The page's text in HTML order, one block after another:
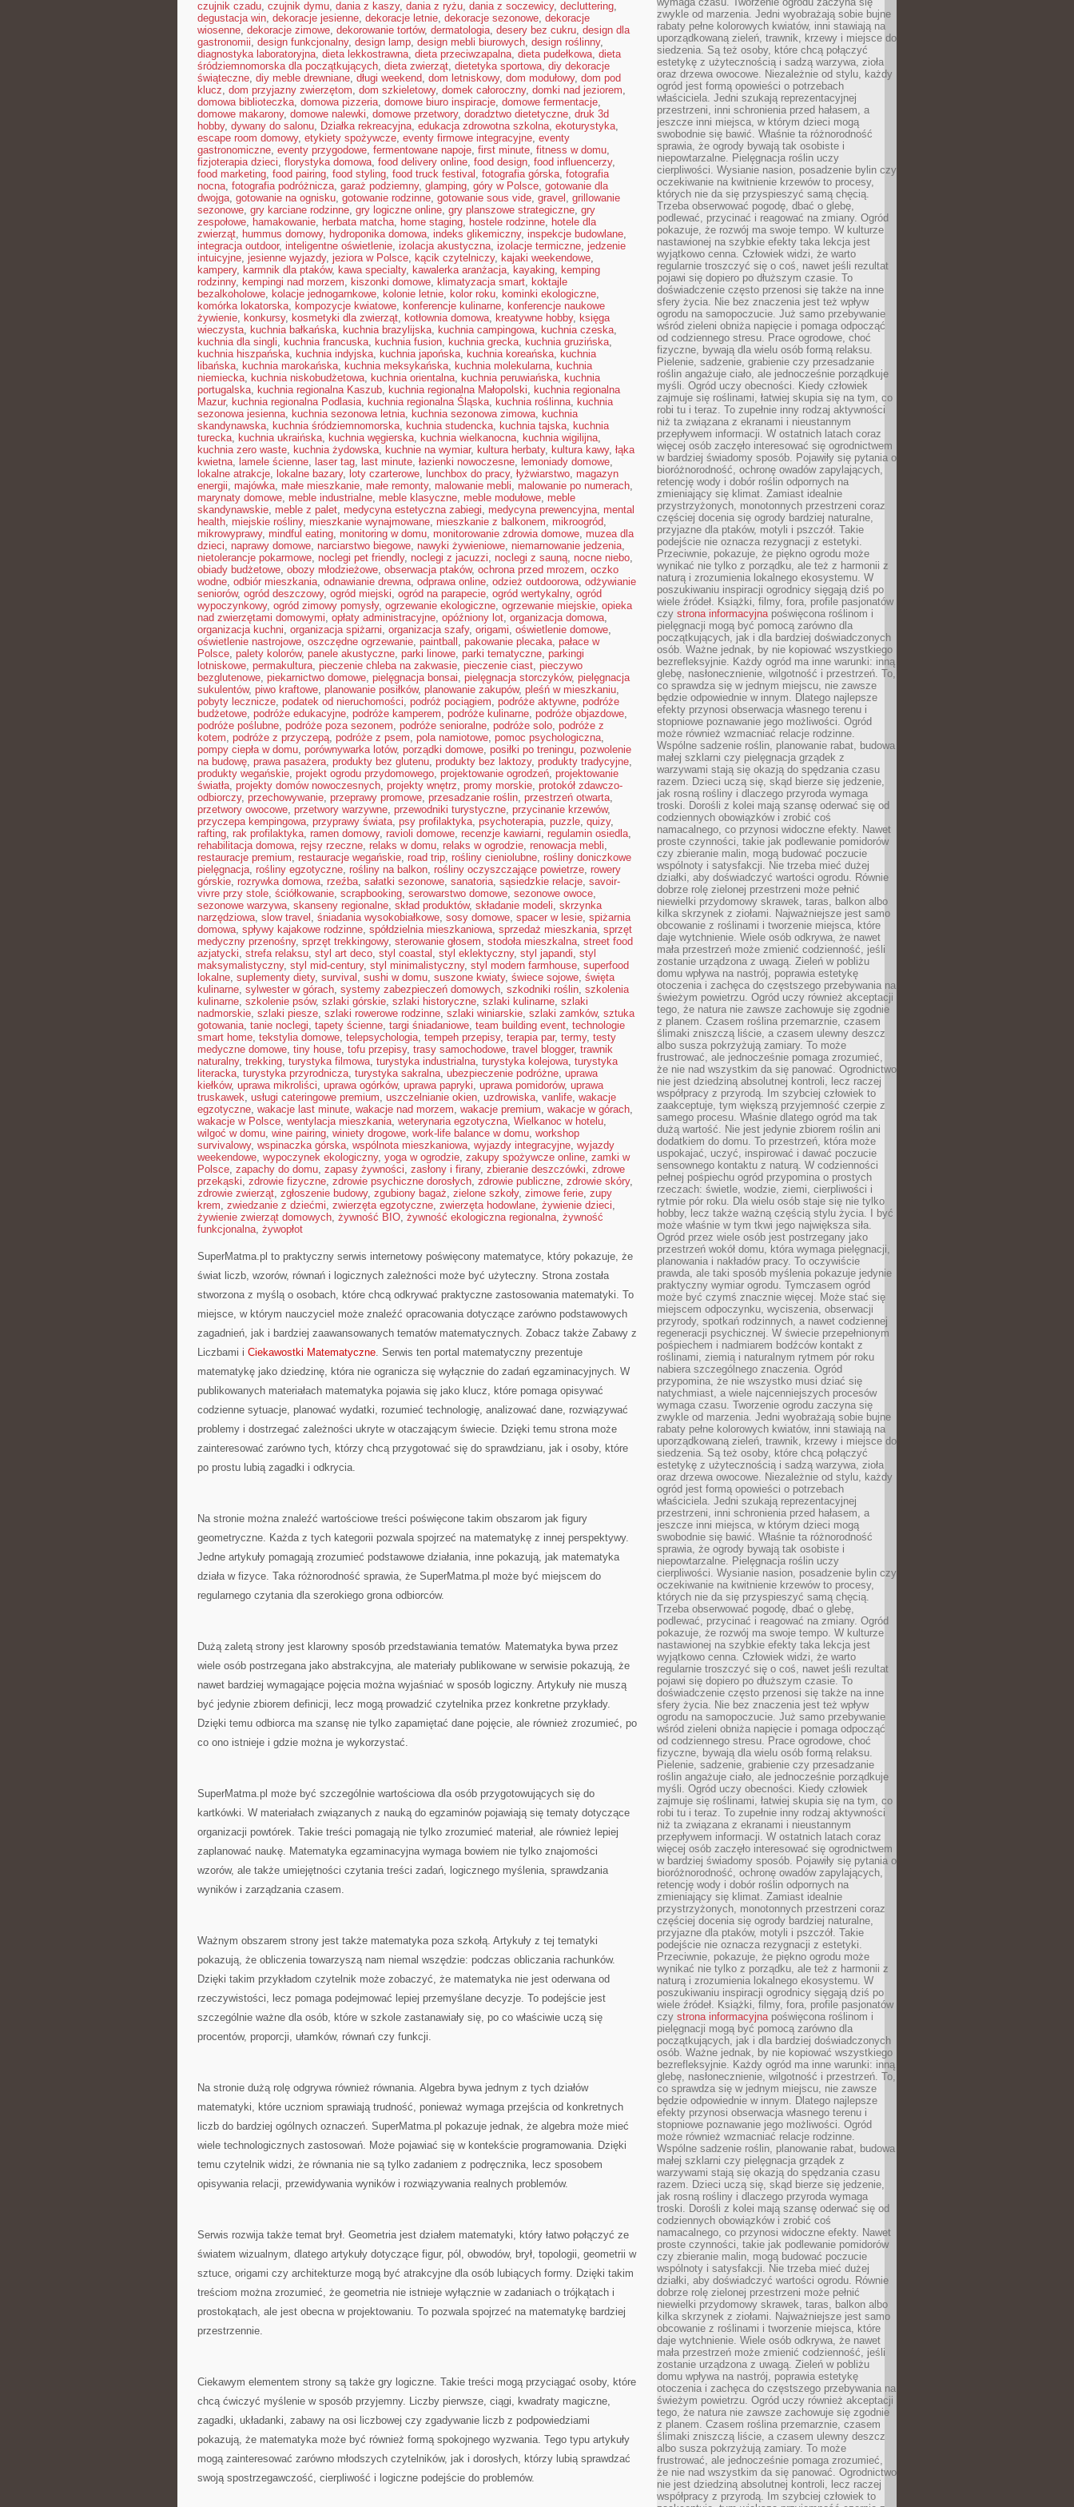
czujnik czadu, czujnik dymu, dania z kaszy, dania z ryżu, dania z soczewicy, decluttering,
degustacja win, dekoracje jesienne, dekoracje letnie, dekoracje sezonowe, dekoracje
wiosenne, dekoracje zimowe, dekorowanie tortów, dermatologia, desery bez cukru, design dla
gastronomii, design funkcjonalny, design lamp, design mebli biurowych, design roślinny,
diagnostyka laboratoryjna, dieta lekkostrawna, dieta przeciwzapalna, dieta pudełkowa, dieta
śródziemnomorska dla początkujących, dieta zwierząt, dietetyka sportowa, diy dekoracje
świąteczne, diy meble drewniane, długi weekend, dom letniskowy, dom modułowy, dom pod
klucz, dom przyjazny zwierzętom, dom szkieletowy, domek całoroczny, domki nad jeziorem,
domowa biblioteczka, domowa pizzeria, domowe biuro inspiracje, domowe fermentacje,
domowe makarony, domowe nalewki, domowe przetwory, doradztwo dietetyczne, druk 3d
hobby, dywany do salonu, Działka rekreacyjna, edukacja zdrowotna szkolna, ekoturystyka,
escape room domowy, etykiety spożywcze, eventy firmowe integracyjne, eventy
gastronomiczne, eventy przygodowe, fermentowane napoje, first minute, fitness w domu,
fizjoterapia dzieci, florystyka domowa, food delivery online, food design, food influencerzy,
food marketing, food pairing, food styling, food truck festival , fotografia górska, fotografia
nocna, fotografia podróżnicza, garaż podziemny, glamping, góry w Polsce, gotowanie dla
dwojga, gotowanie na ognisku, gotowanie rodzinne, gotowanie sous vide, gravel , grillowanie
sezonowe, gry karciane rodzinne, gry logiczne online, gry planszowe strategiczne, gry
zespołowe, hamakowanie, herbata matcha, home staging, hostele rodzinne, hotele dla
zwierząt, hummus domowy, hydroponika domowa, indeks glikemiczny, inspekcje budowlane,
integracja outdoor, inteligentne oświetlenie, izolacja akustyczna, izolacje termiczne, jedzenie
intuicyjne, jesienne wyjazdy, jeziora w Polsce, kącik czytelniczy, kajaki weekendowe,
kampery, karmnik dla ptaków, kawa specialty, kawalerka aranżacja, kayaking, kemping
rodzinny, kempingi nad morzem, kiszonki domowe, klimatyzacja smart, koktajle
bezalkoholowe, kolacje jednogarnkowe, kolonie letnie, kolor roku, kominki ekologiczne,
komórka lokatorska, kompozycje kwiatowe, konferencje kulinarne, konferencje naukowe
żywienie, konkursy, kosmetyki dla zwierząt, kotłownia domowa, kreatywne hobby, księga
wieczysta, kuchnia bałkańska, kuchnia brazylijska, kuchnia campingowa, kuchnia czeska,
kuchnia dla singli, kuchnia francuska, kuchnia fusion, kuchnia grecka, kuchnia gruzińska,
kuchnia hiszpańska, kuchnia indyjska, kuchnia japońska, kuchnia koreańska, kuchnia
libańska, kuchnia marokańska, kuchnia meksykańska, kuchnia molekularna, kuchnia
niemiecka, kuchnia niskobudżetowa, kuchnia orientalna, kuchnia peruwiańska, kuchnia
portugalska, kuchnia regionalna Kaszub, kuchnia regionalna Małopolski, kuchnia regionalna
Mazur, kuchnia regionalna Podlasia, kuchnia regionalna Śląska, kuchnia roślinna, kuchnia
sezonowa jesienna, kuchnia sezonowa letnia, kuchnia sezonowa zimowa, kuchnia
skandynawska, kuchnia śródziemnomorska, kuchnia studencka, kuchnia tajska, kuchnia
turecka, kuchnia ukraińska, kuchnia węgierska, kuchnia wielkanocna, kuchnia wigilijna,
kuchnia zero waste, kuchnia żydowska, kuchnie na wymiar, kultura herbaty, kultura kawy, łąka
kwietna, lamele ścienne, laser tag, last minute, łazienki nowoczesne, lemoniady domowe,
lokalne atrakcje, lokalne bazary, loty czarterowe, lunchbox do pracy, łyżwiarstwo, magazyn
energii, majówka, małe mieszkanie, małe remonty, malowanie mebli, malowanie po numerach,
marynaty domowe, meble industrialne, meble klasyczne, meble modułowe, meble
skandynawskie, meble z palet, medycyna estetyczna zabiegi, medycyna prewencyjna, mental
health, miejskie rośliny, mieszkanie wynajmowane, mieszkanie z balkonem, mikroogród,
mikrowyprawy, mindful eating, monitoring w domu, monitorowanie zdrowia domowe, muzea dla
dzieci, naprawy domowe, narciarstwo biegowe, nawyki żywieniowe, niemarnowanie jedzenia,
nietolerancje pokarmowe, noclegi pet friendly, noclegi z jacuzzi, noclegi z sauną, nocne niebo,
obiady budżetowe, obozy młodzieżowe, obserwacja ptaków, ochrona przed mrozem, oczko
wodne, odbiór mieszkania, odnawianie drewna, odprawa online, odzież outdoorowa, odżywianie
seniorów, ogród deszczowy, ogród miejski, ogród na parapecie, ogród wertykalny, ogród
wypoczynkowy, ogród zimowy pomysły, ogrzewanie ekologiczne, ogrzewanie miejskie, opieka
nad zwierzętami domowymi, opłaty administracyjne, opóźniony lot, organizacja domowa,
organizacja kuchni, organizacja spiżarni, organizacja szafy, origami, oświetlenie domowe,
oświetlenie nastrojowe, oszczędne ogrzewanie, paintball , pakowanie plecaka, pałace w
Polsce, palety kolorów, panele akustyczne, parki linowe, parki tematyczne, parkingi
lotniskowe, permakultura, pieczenie chleba na zakwasie, pieczenie ciast, pieczywo
bezglutenowe, piekarnictwo domowe, pielęgnacja bonsai, pielęgnacja storczyków, pielęgnacja
sukulentów, piwo kraftowe, planowanie posiłków, planowanie zakupów, pleśń w mieszkaniu,
pobyty lecznicze, podatek od nieruchomości, podróż pociągiem, podróże aktywne, podróże
budżetowe, podróże edukacyjne, podróże kamperem, podróże kulinarne, podróże objazdowe,
podróże poślubne, podróże poza sezonem, podróże senioralne, podróże solo, podróże z
kotem, podróże z przyczepą, podróże z psem, pola namiotowe, pomoc psychologiczna,
pompy ciepła w domu, porównywarka lotów, porządki domowe, posiłki po treningu, pozwolenie
na budowę, prawa pasażera, produkty bez glutenu, produkty bez laktozy, produkty tradycyjne,
produkty wegańskie, projekt ogrodu przydomowego, projektowanie ogrodzeń, projektowanie
światła, projekty domów nowoczesnych, projekty wnętrz, promy morskie, protokół zdawczo-
odbiorczy, przechowywanie, przeprawy promowe, przesadzanie roślin, przestrzeń otwarta,
przetwory owocowe, przetwory warzywne, przewodniki turystyczne, przycinanie krzewów,
przyczepa kempingowa, przyprawy świata, psy profilaktyka, psychoterapia, puzzle, quizy,
rafting, rak profilaktyka, ramen domowy, ravioli domowe, recenzje kawiarni, regulamin osiedla,
rehabilitacja domowa, rejsy rzeczne, relaks w domu, relaks w ogrodzie, renowacja mebli,
restauracje premium, restauracje wegańskie, road trip, rośliny cieniolubne, rośliny doniczkowe
pielęgnacja, rośliny egzotyczne, rośliny na balkon, rośliny oczyszczające powietrze, rowery
górskie, rozrywka domowa, rzeźba, sałatki sezonowe, sanatoria, sąsiedzkie relacje, savoir-
vivre przy stole, ściółkowanie, scrapbooking, serowarstwo domowe, sezonowe owoce,
sezonowe warzywa, skanseny regionalne, skład produktów, składanie modeli, skrzynka
narzędziowa, slow travel , śniadania wysokobiałkowe, sosy domowe, spacer w lesie, spiżarnia
domowa, spływy kajakowe rodzinne, spółdzielnia mieszkaniowa, sprzedaż mieszkania, sprzęt
medyczny przenośny, sprzęt trekkingowy, sterowanie głosem, stodoła mieszkalna, street food
azjatycki, strefa relaksu, styl art deco, styl coastal , styl eklektyczny, styl japandi, styl
maksymalistyczny, styl mid-century, styl minimalistyczny, styl modern farmhouse, superfood
lokalne, suplementy diety, survival , sushi w domu, suszone kwiaty, świece sojowe, święta
kulinarne, sylwester w górach, systemy zabezpieczeń domowych, szkodniki roślin, szkolenia
kulinarne, szkolenie psów, szlaki górskie, szlaki historyczne, szlaki kulinarne, szlaki
nadmorskie, szlaki piesze, szlaki rowerowe rodzinne, szlaki winiarskie, szlaki zamków, sztuka
gotowania, tanie noclegi, tapety ścienne, targi śniadaniowe, team building event, technologie
smart home, tekstylia domowe, telepsychologia, tempeh przepisy, terapia par, termy, testy
medyczne domowe, tiny house, tofu przepisy, trasy samochodowe, travel blogger, trawnik
naturalny, trekking, turystyka filmowa, turystyka industrialna, turystyka kolejowa, turystyka
literacka, turystyka przyrodnicza, turystyka sakralna, ubezpieczenie podróżne, uprawa
kiełków, uprawa mikroliści, uprawa ogórków, uprawa papryki, uprawa pomidorów, uprawa
truskawek, usługi cateringowe premium, uszczelnianie okien, uzdrowiska, vanlife, wakacje
egzotyczne, wakacje last minute, wakacje nad morzem, wakacje premium, wakacje w górach,
wakacje w Polsce, wentylacja mieszkania, weterynaria egzotyczna, Wielkanoc w hotelu,
wilgoć w domu, wine pairing, winiety drogowe, work-life balance w domu, workshop
survivalowy, wspinaczka górska, wspólnota mieszkaniowa, wyjazdy integracyjne, wyjazdy
weekendowe, wypoczynek ekologiczny, yoga w ogrodzie, zakupy spożywcze online, zamki w
Polsce, zapachy do domu, zapasy żywności, zasłony i firany, zbieranie deszczówki, zdrowe
przekąski, zdrowie fizyczne, zdrowie psychiczne dorosłych, zdrowie publiczne, zdrowie skóry,
zdrowie zwierząt, zgłoszenie budowy, zgubiony bagaż, zielone szkoły, zimowe ferie, zupy
krem, zwiedzanie z dziećmi, zwierzęta egzotyczne, zwierzęta hodowlane, żywienie dzieci,
żywienie zwierząt domowych, żywność BIO, żywność ekologiczna regionalna, żywność
funkcjonalna, żywopłot
SuperMatma.pl to praktyczny serwis internetowy poświęcony matematyce, który pokazuje, że
świat liczb, wzorów, równań i logicznych zależności może być użyteczny. Strona została
stworzona z myślą o osobach, które chcą odkrywać praktyczne zastosowania matematyki. To
miejsce, w którym nauczyciel może znaleźć opracowania dotyczące zarówno podstawowych
zagadnień, jak i bardziej zaawansowanych tematów matematycznych. Zobacz także Zabawy z
Liczbami i Ciekawostki Matematyczne. Serwis ten portal matematyczny prezentuje
matematykę jako dziedzinę, która nie ogranicza się wyłącznie do zadań egzaminacyjnych. W
publikowanych materiałach matematyka pojawia się jako klucz, które pomaga opisywać
codzienne sytuacje, planować wydatki, rozumieć technologię, analizować dane, rozwiązywać
problemy i dostrzegać zależności ukryte w otaczającym świecie. Dzięki temu strona może
zainteresować zarówno tych, którzy chcą przygotować się do sprawdzianu, jak i osoby, które
po prostu lubią zagadki i odkrycia.
Na stronie można znaleźć wartościowe treści poświęcone takim obszarom jak figury
geometryczne. Każda z tych kategorii pozwala spojrzeć na matematykę z innej perspektywy.
Jedne artykuły pomagają zrozumieć podstawowe działania, inne pokazują, jak matematyka
działa w fizyce. Taka różnorodność sprawia, że SuperMatma.pl może być miejscem do
regularnego czytania dla szerokiego grona odbiorców.
Dużą zaletą strony jest klarowny sposób przedstawiania tematów. Matematyka bywa przez
wiele osób postrzegana jako abstrakcyjna, ale materiały publikowane w serwisie pokazują, że
nawet bardziej wymagające pojęcia można wyjaśniać w sposób logiczny. Artykuły nie muszą
być jedynie zbiorem definicji, lecz mogą prowadzić czytelnika przez konkretne przykłady.
Dzięki temu odbiorca ma szansę nie tylko zapamiętać dane pojęcie, ale również zrozumieć, po
co ono istnieje i gdzie można je wykorzystać.
SuperMatma.pl może być szczególnie wartościowa dla osób przygotowujących się do
kartkówki. W materiałach związanych z nauką do egzaminów pojawiają się tematy dotyczące
organizacji powtórek. Takie treści pomagają nie tylko zrozumieć materiał, ale również lepiej
zaplanować naukę. Matematyka egzaminacyjna wymaga bowiem nie tylko znajomości
wzorów, ale także umiejętności czytania treści zadań, logicznego myślenia, sprawdzania
wyników i zarządzania czasem.
Ważnym obszarem strony jest także matematyka poza szkołą. Artykuły z tej tematyki
pokazują, że obliczenia towarzyszą nam niemal wszędzie: podczas obliczania rachunków.
Dzięki takim przykładom czytelnik może zobaczyć, że matematyka nie jest oderwana od
rzeczywistości, lecz pomaga podejmować lepiej przemyślane decyzje. To podejście jest
szczególnie ważne dla osób, które w szkole zastanawiały się, po co właściwie uczą się
procentów, proporcji, ułamków, równań czy funkcji.
Na stronie dużą rolę odgrywa również równania. Algebra bywa jednym z tych działów
matematyki, które uczniom sprawiają trudność, ponieważ wymaga przejścia od konkretnych
liczb do bardziej ogólnych oznaczeń. SuperMatma.pl pokazuje jednak, że algebra może mieć
wiele technologicznych zastosowań. Może pojawiać się w kontekście programowania. Dzięki
temu czytelnik widzi, że równania nie są tylko zadaniem z podręcznika, lecz sposobem
opisywania relacji, przewidywania wyników i rozwiązywania realnych problemów.
Serwis rozwija także temat brył. Geometria jest działem matematyki, który łatwo połączyć ze
światem wizualnym, dlatego artykuły dotyczące figur, pól, obwodów, brył, topologii, geometrii w
sztuce, origami czy architekturze mogą być atrakcyjne dla osób lubiących formy. Dzięki takim
treściom można zrozumieć, że geometria nie istnieje wyłącznie w zadaniach o trójkątach i
prostokątach, ale jest obecna w projektowaniu. To pozwala spojrzeć na matematykę bardziej
przestrzennie.
Ciekawym elementem strony są także gry logiczne. Takie treści mogą przyciągać osoby, które
chcą ćwiczyć myślenie w sposób przyjemny. Liczby pierwsze, ciągi, kwadraty magiczne,
zagadki, układanki, zabawy na osi liczbowej czy zgadywanie liczb z podpowiedziami
pokazują, że matematyka może być również formą spokojnego wyzwania. Tego typu artykuły
mogą zainteresować zarówno młodszych czytelników, jak i dorosłych, którzy lubią sprawdzać
swoją spostrzegawczość, cierpliwość i logiczne podejście do problemów.
zwykle od marzenia. Jedni wyobrażają sobie bujne
rabaty pełne kolorowych kwiatów, inni stawiają na
uporządkowaną zieleń, trawnik, krzewy i miejsce do
siedzenia. Są też osoby, które chcą połączyć
estetykę z użytecznością i sadzą warzywa, zioła
oraz drzewa owocowe. Niezależnie od stylu, każdy
ogród jest formą opowieści o potrzebach
właściciela. Jedni szukają reprezentacyjnej
przestrzeni, inni schronienia przed hałasem, a
jeszcze inni miejsca, w którym dzieci mogą
swobodnie się bawić. Właśnie ta różnorodność
sprawia, że ogrody bywają tak osobiste i
niepowtarzalne. Pielęgnacja roślin uczy
cierpliwości. Wysianie nasion, posadzenie bylin czy
oczekiwanie na kwitnienie krzewów to procesy,
których nie da się przyspieszyć samą chęcią.
Trzeba obserwować pogodę, dbać o glebę,
podlewać, przycinać i reagować na zmiany. Ogród
pokazuje, że rozwój ma swoje tempo. W kulturze
nastawionej na szybkie efekty taka lekcja jest
wyjątkowo cenna. Człowiek widzi, że warto
regularnie troszczyć się o coś, nawet jeśli rezultat
pojawi się dopiero po dłuższym czasie. To
doświadczenie często przenosi się także na inne
sfery życia. Nie bez znaczenia jest też wpływ
ogrodu na samopoczucie. Już samo przebywanie
wśród zieleni obniża napięcie i pomaga odpocząć
od codziennego stresu. Prace ogrodowe, choć
fizyczne, bywają dla wielu osób formą relaksu.
Pielenie, sadzenie, grabienie czy przesadzanie
roślin angażuje ciało, ale jednocześnie porządkuje
myśli. Ogród uczy obecności. Kiedy człowiek
zajmuje się roślinami, łatwiej skupia się na tym, co
robi tu i teraz. To zupełnie inny rodzaj aktywności
niż ta związana z ekranami i nieustannym
przepływem informacji. W ostatnich latach coraz
więcej osób zaczęło interesować się ogrodnictwem
w bardziej świadomy sposób. Pojawiły się pytania o
bioróżnorodność, ochronę owadów zapylających,
retencję wody i dobór roślin odpornych na
zmieniający się klimat. Zamiast idealnie
przystrzyżonych, monotonnych przestrzeni coraz
częściej docenia się ogrody bardziej naturalne,
przyjazne dla ptaków, motyli i pszczół. Takie
podejście nie oznacza rezygnacji z estetyki.
Przeciwnie, pokazuje, że piękno ogrodu może
wynikać nie tylko z porządku, ale też z harmonii z
naturą i zrozumienia lokalnego ekosystemu. W
poszukiwaniu inspiracji ogrodnicy sięgają dziś po
wiele źródeł. Książki, filmy, fora, profile pasjonatów
czy strona informacyjnapoświęcona roślinom i
pielęgnacji mogą być pomocą zarówno dla
początkujących, jak i dla bardziej doświadczonych
osób. Ważne jednak, by nie kopiować wszystkiego
bezrefleksyjnie. Każdy ogród ma inne warunki: inną
glebę, nasłonecznienie, wilgotność i przestrzeń. To,
co sprawdza się w jednym miejscu, nie zawsze
będzie odpowiednie w innym. Dlatego najlepsze
efekty przynosi obserwacja własnego terenu i
stopniowe poznawanie jego możliwości. Ogród
może również wzmacniać relacje rodzinne.
Wspólne sadzenie roślin, planowanie rabat, budowa
małej szklarni czy pielęgnacja grządek z
warzywami stają się okazją do spędzania czasu
razem. Dzieci uczą się, skąd bierze się jedzenie,
jak rosną rośliny i dlaczego przyroda wymaga
troski. Dorośli z kolei mają szansę oderwać się od
codziennych obowiązków i zrobić coś
namacalnego, co przynosi widoczne efekty. Nawet
proste czynności, takie jak podlewanie pomidorów
czy zbieranie malin, mogą budować poczucie
wspólnoty i satysfakcji. Nie trzeba mieć dużej
działki, aby doświadczyć wartości ogrodu. Równie
dobrze rolę zielonej przestrzeni może pełnić
niewielki przydomowy skrawek, taras, balkon albo
kilka skrzynek z ziołami. Najważniejsze jest samo
obcowanie z roślinami i tworzenie miejsca, które
daje wytchnienie. Wiele osób odkrywa, że nawet
mała przestrzeń może zmienić codzienność, jeśli
zostanie urządzona z uwagą. Zieleń w pobliżu
domu wpływa na nastrój, poprawia estetykę
otoczenia i zachęca do częstszego przebywania na
świeżym powietrzu. Ogród uczy również akceptacji
tego, że natura nie zawsze zachowuje się zgodnie
z planem. Czasem roślina przemarznie, czasem
ślimaki zniszczą liście, a czasem ulewny deszcz
albo susza pokrzyżują zamiary. To może
frustrować, ale jednocześnie pomaga zrozumieć,
że nie nad wszystkim da się panować. Ogrodnictwo
nie jest dziedziną absolutnej kontroli, lecz raczej
współpracy z przyrodą. Im szybciej człowiek to
zaakceptuje, tym większą przyjemność czerpie z
samego procesu. Właśnie dlatego ogród ma tak
dużą wartość. Nie jest jedynie zbiorem roślin ani
dodatkiem do domu. To przestrzeń, która może
uspokajać, uczyć, inspirować i dawać poczucie
sensownego kontaktu z naturą. W codzienności
pełnej pośpiechu ogród przypomina o prostych
rzeczach: świetle, wodzie, ziemi, cierpliwości i
rytmie pór roku. Dla wielu osób staje się nie tylko
hobby, lecz także ważną częścią stylu życia. I być
może właśnie w tym tkwi jego największa siła.
Ogród przez wiele osób jest postrzegany jako
przestrzeń wokół domu, która wymaga pielęgnacji,
planowania i nakładów pracy. To oczywiście
prawda, ale taki sposób myślenia pokazuje jedynie
praktyczny wymiar ogrodu. Tymczasem ogród
może być czymś znacznie więcej. Może stać się
miejscem odpoczynku, wyciszenia, obserwacji
przyrody, spotkań rodzinnych, a nawet codziennej
regeneracji psychicznej. W świecie przepełnionym
pośpiechem i nadmiarem bodźców kontakt z
roślinami, ziemią i naturalnym rytmem pór roku
nabiera szczególnego znaczenia. Ogród
przypomina, że nie wszystko musi dziać się
natychmiast, a wiele najcenniejszych procesów
wymaga czasu. Tworzenie ogrodu zaczyna się
zwykle od marzenia. Jedni wyobrażają sobie bujne
rabaty pełne kolorowych kwiatów, inni stawiają na
uporządkowaną zieleń, trawnik, krzewy i miejsce do
siedzenia. Są też osoby, które chcą połączyć
estetykę z użytecznością i sadzą warzywa, zioła
oraz drzewa owocowe. Niezależnie od stylu, każdy
ogród jest formą opowieści o potrzebach
właściciela. Jedni szukają reprezentacyjnej
przestrzeni, inni schronienia przed hałasem, a
jeszcze inni miejsca, w którym dzieci mogą
swobodnie się bawić. Właśnie ta różnorodność
sprawia, że ogrody bywają tak osobiste i
niepowtarzalne. Pielęgnacja roślin uczy
cierpliwości. Wysianie nasion, posadzenie bylin czy
oczekiwanie na kwitnienie krzewów to procesy,
których nie da się przyspieszyć samą chęcią.
Trzeba obserwować pogodę, dbać o glebę,
podlewać, przycinać i reagować na zmiany. Ogród
pokazuje, że rozwój ma swoje tempo. W kulturze
nastawionej na szybkie efekty taka lekcja jest
wyjątkowo cenna. Człowiek widzi, że warto
regularnie troszczyć się o coś, nawet jeśli rezultat
pojawi się dopiero po dłuższym czasie. To
doświadczenie często przenosi się także na inne
sfery życia. Nie bez znaczenia jest też wpływ
ogrodu na samopoczucie. Już samo przebywanie
wśród zieleni obniża napięcie i pomaga odpocząć
od codziennego stresu. Prace ogrodowe, choć
fizyczne, bywają dla wielu osób formą relaksu.
Pielenie, sadzenie, grabienie czy przesadzanie
roślin angażuje ciało, ale jednocześnie porządkuje
myśli. Ogród uczy obecności. Kiedy człowiek
zajmuje się roślinami, łatwiej skupia się na tym, co
robi tu i teraz. To zupełnie inny rodzaj aktywności
niż ta związana z ekranami i nieustannym
przepływem informacji. W ostatnich latach coraz
więcej osób zaczęło interesować się ogrodnictwem
w bardziej świadomy sposób. Pojawiły się pytania o
bioróżnorodność, ochronę owadów zapylających,
retencję wody i dobór roślin odpornych na
zmieniający się klimat. Zamiast idealnie
przystrzyżonych, monotonnych przestrzeni coraz
częściej docenia się ogrody bardziej naturalne,
przyjazne dla ptaków, motyli i pszczół. Takie
podejście nie oznacza rezygnacji z estetyki.
Przeciwnie, pokazuje, że piękno ogrodu może
wynikać nie tylko z porządku, ale też z harmonii z
naturą i zrozumienia lokalnego ekosystemu. W
poszukiwaniu inspiracji ogrodnicy sięgają dziś po
wiele źródeł. Książki, filmy, fora, profile pasjonatów
czy strona informacyjnapoświęcona roślinom i
pielęgnacji mogą być pomocą zarówno dla
początkujących, jak i dla bardziej doświadczonych
osób. Ważne jednak, by nie kopiować wszystkiego
bezrefleksyjnie. Każdy ogród ma inne warunki: inną
glebę, nasłonecznienie, wilgotność i przestrzeń. To,
co sprawdza się w jednym miejscu, nie zawsze
będzie odpowiednie w innym. Dlatego najlepsze
efekty przynosi obserwacja własnego terenu i
stopniowe poznawanie jego możliwości. Ogród
może również wzmacniać relacje rodzinne.
Wspólne sadzenie roślin, planowanie rabat, budowa
małej szklarni czy pielęgnacja grządek z
warzywami stają się okazją do spędzania czasu
razem. Dzieci uczą się, skąd bierze się jedzenie,
jak rosną rośliny i dlaczego przyroda wymaga
troski. Dorośli z kolei mają szansę oderwać się od
codziennych obowiązków i zrobić coś
namacalnego, co przynosi widoczne efekty. Nawet
proste czynności, takie jak podlewanie pomidorów
czy zbieranie malin, mogą budować poczucie
wspólnoty i satysfakcji. Nie trzeba mieć dużej
działki, aby doświadczyć wartości ogrodu. Równie
dobrze rolę zielonej przestrzeni może pełnić
niewielki przydomowy skrawek, taras, balkon albo
kilka skrzynek z ziołami. Najważniejsze jest samo
obcowanie z roślinami i tworzenie miejsca, które
daje wytchnienie. Wiele osób odkrywa, że nawet
mała przestrzeń może zmienić codzienność, jeśli
zostanie urządzona z uwagą. Zieleń w pobliżu
domu wpływa na nastrój, poprawia estetykę
otoczenia i zachęca do częstszego przebywania na
świeżym powietrzu. Ogród uczy również akceptacji
tego, że natura nie zawsze zachowuje się zgodnie
z planem. Czasem roślina przemarznie, czasem
ślimaki zniszczą liście, a czasem ulewny deszcz
albo susza pokrzyżują zamiary. To może
frustrować, ale jednocześnie pomaga zrozumieć,
że nie nad wszystkim da się panować. Ogrodnictwo
nie jest dziedziną absolutnej kontroli, lecz raczej
współpracy z przyrodą. Im szybciej człowiek to